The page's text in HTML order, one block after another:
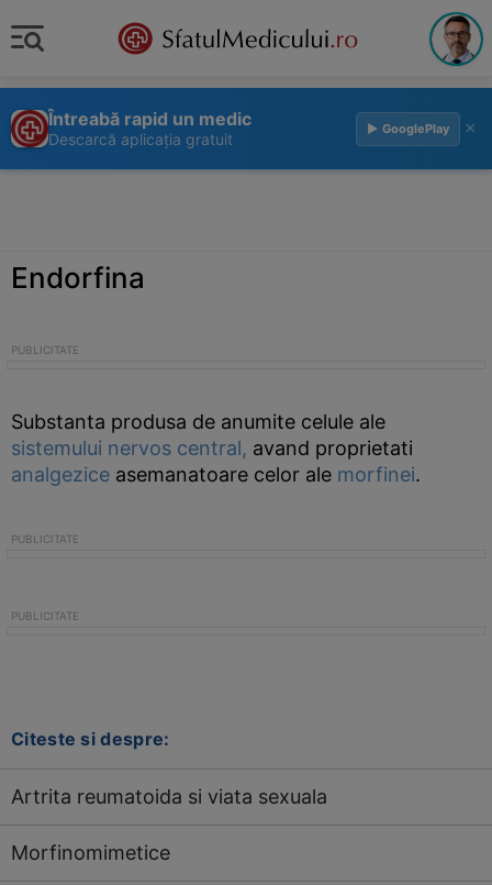
Întreabă rapid un medic
Descarcă aplicația gratuit
▶ GooglePlay ×
Endorfina
Substanta produsa de anumite celule ale
sistemului nervos central, avand proprietati
analgezice asemanatoare celor ale morfinei.
Citeste si despre:
Artrita reumatoida si viata sexuala
Morfinomimetice